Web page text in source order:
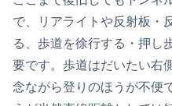
で、リアライトや反射板・
る、歩道を徐行する・押し
要です。歩道はだいたい右
念ながら登りのほうが不便